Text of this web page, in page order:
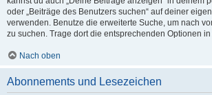
oder „Beiträge des Benutzers suchen“ auf deiner
verwenden. Benutze die erweiterte Suche, um nach
zu suchen. Trage dort die entsprechenden Optionen
Nach oben
Abonnements und Lesezeichen